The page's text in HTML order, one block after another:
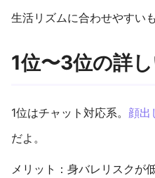
生活リズムに合わせやすい
1位〜3位の詳
1位はチャット対応系。 顔出
だよ。
メリット：身バレリスクが